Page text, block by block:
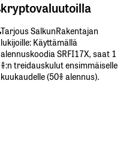
kryptovaluutoilla
Tarjous SalkunRakentajan
lukijoille: Käyttämällä​ ​
alennuskoodia​ ​SRFI17X,​ ​saat​ ​1
%:n treidauskulut​ ​ensimmäiselle​ ​
kuukaudelle​ ​(50%​ ​alennus).